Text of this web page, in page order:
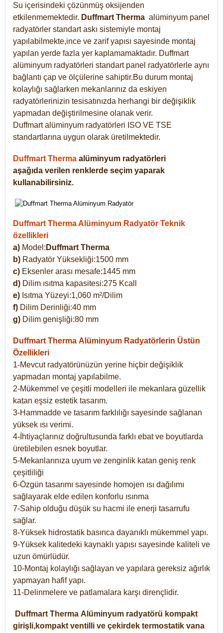
Su içerisindeki çözünmüş oksijenden
etkilenmemektedir. Duffmart Therma alüminyum panel
radyatörler standart askı sistemiyle montaj
yapılabilmekte,ince ve zarif yapısı sayesinde montaj
yapılan yerde fazla yer kaplamamaktadır. Duffmart
alüminyum radyatörleri standart panel radyatörlerle aynı
bağlantı çap ve ölçülerine sahiptir.Bu durum montaj
kolaylığı sağlarken mekanlarınız da eskiyen
radyatörlerinizin tesisatınızda herhangi bir değişiklik
yapmadan değiştirilmesine olanak verir.
Duffmart alüminyum radyatörleri ISO VE TSE
standartlarına uygun olarak üretilmektedir.
Duffmart Therma alüminyum radyatörleri
aşağıda verilen renklerde seçim yaparak
kullanabilirsiniz.
Duffmart Therma Alüminyum Radyatör Teknik
özellikleri
a) Model: Duffmart Therma
b) Radyatör Yüksekliği:1500 mm
c) Eksenler arası mesafe:1445 mm
d) Dilim ısıtma kapasitesi:275 Kcall
e) Isıtma Yüzeyi:1,060 m²/Dilim
f) Dilim Derinliği:40 mm
g) Dilim genişliği:80 mm
Duffmart Therma Alüminyum Radyatörlerin Üstün
Özellikleri
1-Mevcut radyatörünüzün yerine hiçbir değişiklik
yapmadan montaj yapılabilme.
2-Mükemmel ve çeşitli modelleri ile mekanlara güzellik
katan eşsiz estetik tasarım.
3-Hammadde ve tasarım farklılığı sayesinde sağlanan
yüksek ısı verimi.
4-İhtiyaçlarınız doğrultusunda farklı ebat ve boyutlarda
üretilebilen esnek boyutlar.
5-Mekanlarınıza uyum ve zenginlik katan geniş renk
çeşitliliği
6-Özgün tasarımı sayesinde homojen ısı dağılımı
sağlayarak elde edilen konforlu ısınma
7-Sahip olduğu düşük su hacmi ile enerji tasarrufu
sağlar.
8-Yüksek hidrostatik basınca dayanıklı mükemmel yapı.
9-Yüksek kalitedeki kaynaklı yapısı sayesinde kaliteli ve
uzun ömürlüdür.
10-Montaj kolaylığı sağlayan ve yapılara gereksiz ağırlık
yapmayan hafif yapı.
11-Delinmelere ve patlamalara karşı dirençlidir.
Duffmart Therma Alüminyum radyatörü kompakt
girişli,kompakt ventilli ve çekirdek termostatik vana